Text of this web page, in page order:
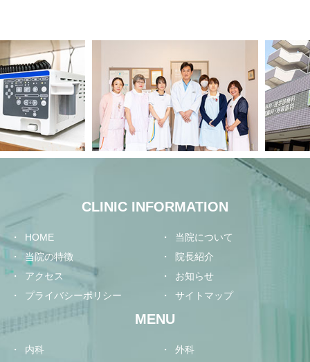
CLINIC INFORMATION
HOME
当院について
当院の特徴
院長紹介
アクセス
お知らせ
プライバシーポリシー
サイトマップ
MENU
内科
外科